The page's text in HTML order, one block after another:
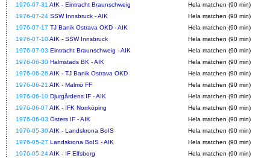
1976-07-31 AIK - Eintracht Braunschweig
Hela matchen (90 min)
1976-07-24 SSW Innsbruck - AIK
Hela matchen (90 min)
1976-07-17 TJ Banik Ostrava OKD - AIK
Hela matchen (90 min)
1976-07-10AIK - SSW Innsbruck
Hela matchen (90 min)
1976-07-03 Eintracht Braunschweig - AIK
Hela matchen (90 min)
1976-06-30 Halmstads BK - AIK
Hela matchen (90 min)
1976-06-26 AIK - TJ Banik Ostrava OKD
Hela matchen (90 min)
1976-06-21 AIK - Malmö FF
Hela matchen (90 min)
1976-06-10 Djurgårdens IF - AIK
Hela matchen (90 min)
1976-06-07 AIK - IFK Norrköping
Hela matchen (90 min)
1976-06-03 Östers IF - AIK
Hela matchen (90 min)
1976-05-30AIK - Landskrona BoIS
Hela matchen (90 min)
1976-05-27 Landskrona BoIS - AIK
Hela matchen (90 min)
1976-05-24AIK - IF Elfsborg
Hela matchen (90 min)